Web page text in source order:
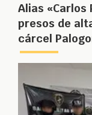
Alias «Carlos
presos de
cárcel